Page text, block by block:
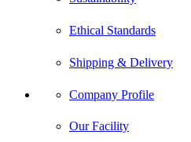
Ethical Standards
Shipping & Delivery
Company Profile
Our Facility